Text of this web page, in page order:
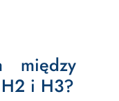
między
i H3?